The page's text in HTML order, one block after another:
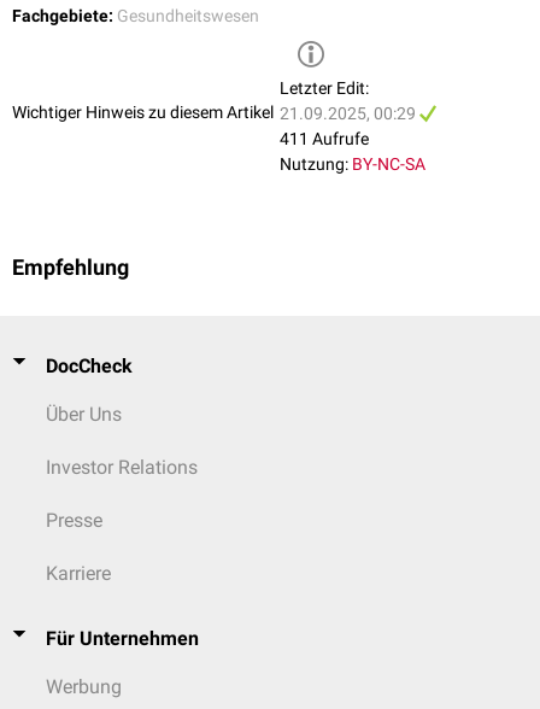
Fachgebiete: Gesundheitswesen
Wichtiger Hinweis zu diesem Artikel
Letzter Edit:
21.09.2025, 00:29
411 Aufrufe
Nutzung: BY-NC-SA
Empfehlung
DocCheck
Über Uns
Investor Relations
Presse
Karriere
Für Unternehmen
Werbung